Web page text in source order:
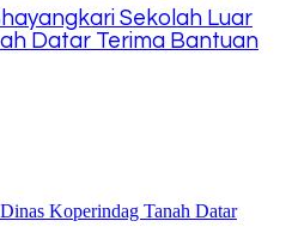
Sekolah Luar
Datar Terima Bantuan